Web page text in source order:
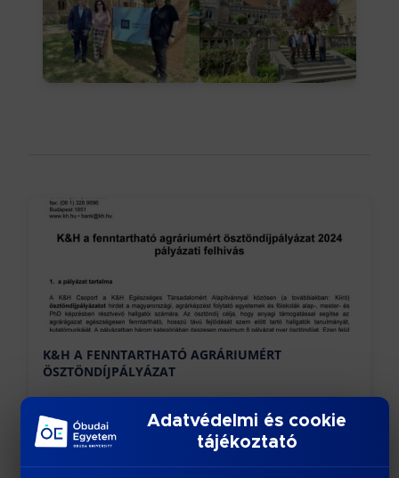
K&H A FENNTARTHATÓ AGRÁRIUMÉRT
ÖSZTÖNDÍJPÁLYÁZAT
április 15, 2024
Előző
Adatvédelmi és cookie
tájékoztató